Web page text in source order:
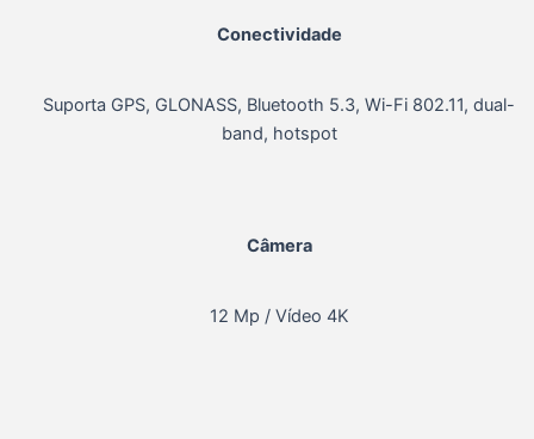
Conectividade
Suporta GPS, GLONASS, Bluetooth 5.3, Wi-Fi 802.11, dual-
band, hotspot
Câmera
12 Mp / Vídeo 4K